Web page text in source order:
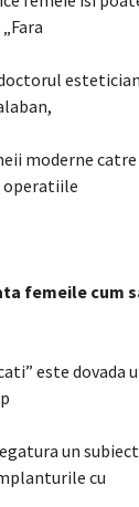
moderne
femeile cum
este dovada
un
cu